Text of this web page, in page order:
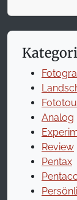
Analog
Review
Pentax